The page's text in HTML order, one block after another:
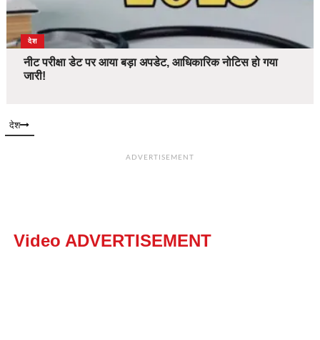
देश
नीट परीक्षा डेट पर आया बड़ा अपडेट, आधिकारिक नोटिस हो गया
जारी!
देश
ADVERTISEMENT
Video ADVERTISEMENT